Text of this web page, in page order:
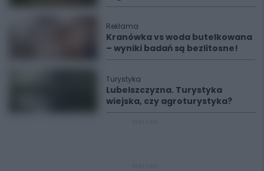
Reklama
Kranówka vs woda butelkowana
– wyniki badań są bezlitosne!
Turystyka
Lubelszczyzna. Turystyka
wiejska, czy agroturystyka?